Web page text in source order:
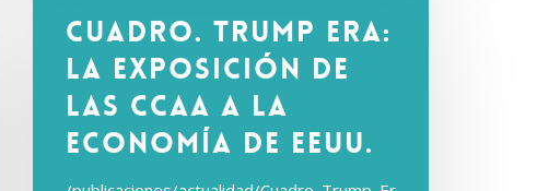
Cuadro. Trump Era:
La exposición de
las CCAA a la
economía de EEUU.